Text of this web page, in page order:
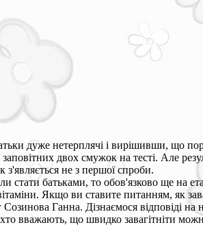
дуже нетерплячі і вирішивши, що
двох смужок на тесті. Але
не з першої спроби.
стати батьками, то обов'язково ще на
Якщо ви ставите питанням, як
Созинова Ганна. Дізнаємося відповіді
вважають, що швидко завагітніти